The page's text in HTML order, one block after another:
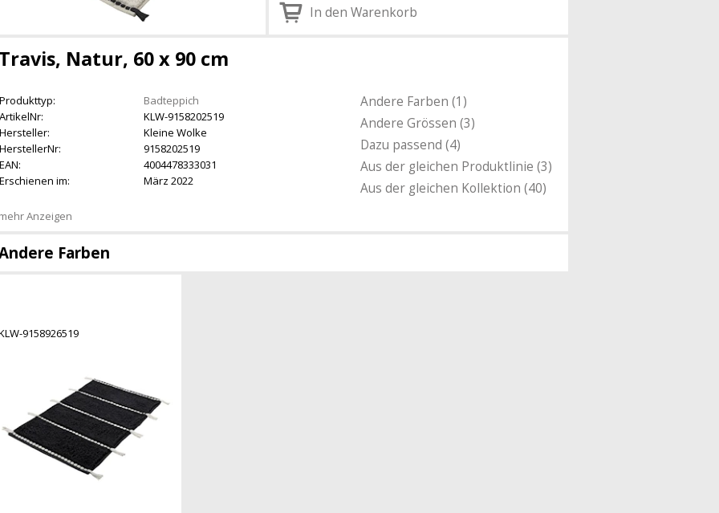
In den Warenkorb
Natur, 60 x 90 cm
Produkttyp:
Badteppich
ArtikelNr:
KLW-9158202519
Hersteller:
Kleine Wolke
HerstellerNr:
9158202519
EAN:
4004478333031
Erschienen im:
März 2022
Andere Farben (1)
Andere Grössen (3)
Dazu passend (4)
Aus der gleichen Produktlinie (3)
Aus der gleichen Kollektion (40)
Anzeigen
Farben
9158926519